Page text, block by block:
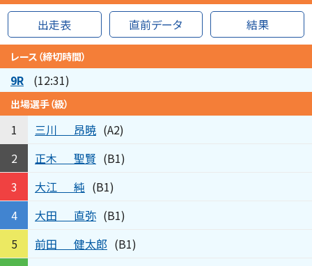
出走表 直前データ 結果
レース（締切時間）
9R (12:31)
出場選手（級）
1 三川 昂暁 (A2)
2
正木 聖賢 (B1)
3
大江 純 (B1)
4
大田 直弥 (B1)
5
前田 健太郎 (B1)